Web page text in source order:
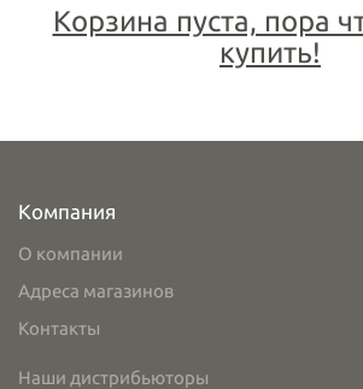
Корзина пуста, пора
купить!
Компания
О компании
Адреса магазинов
Контакты
Наши дистрибьюторы